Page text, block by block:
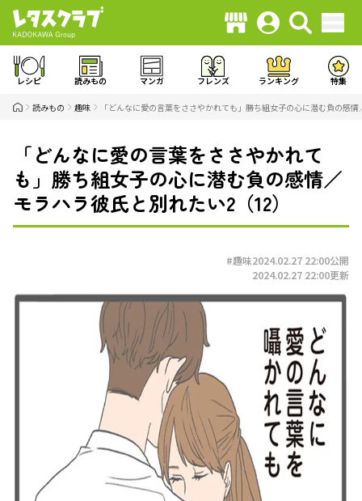
レシピ 読みもの マンガ フレンズ ランキング 特集
読みもの 趣味 「どんなに愛の言葉をささやかれても」勝ち組女子の心に潜む負の感
「どんなに愛の言葉をささやかれて
も」勝ち組女子の心に潜む負の感情／
モラハラ彼氏と別れたい2（12）
#趣味2024.02.27 22:00公開
2024.02.27 22:00更新